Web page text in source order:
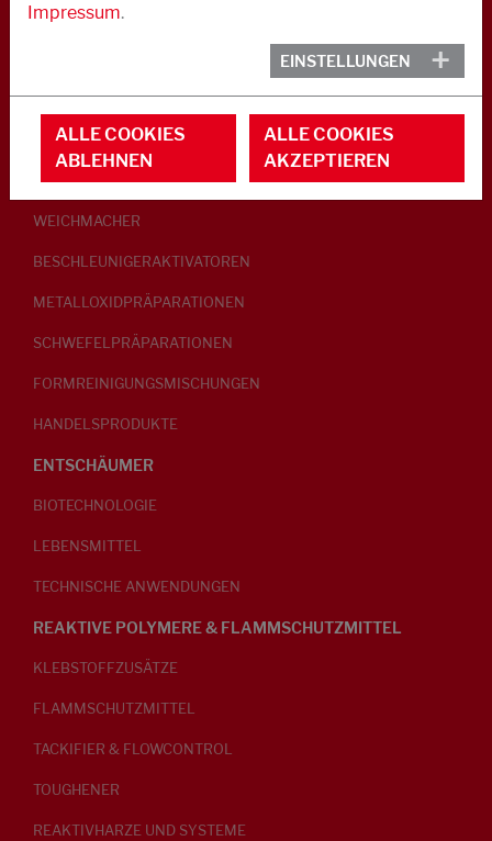
GLEITMITTEL
PEPTISATOREN
KLEBRIGMACHER / HOMOGENISATOREN
WEICHMACHER
BESCHLEUNIGERAKTIVATOREN
METALLOXIDPRÄPARATIONEN
SCHWEFELPRÄPARATIONEN
FORMREINIGUNGSMISCHUNGEN
HANDELSPRODUKTE
ENTSCHÄUMER
BIOTECHNOLOGIE
LEBENSMITTEL
TECHNISCHE ANWENDUNGEN
REAKTIVE POLYMERE & FLAMMSCHUTZMITTEL
KLEBSTOFFZUSÄTZE
FLAMMSCHUTZMITTEL
TACKIFIER & FLOWCONTROL
TOUGHENER
REAKTIVHARZE UND SYSTEME
Impressum.
EINSTELLUNGEN
ALLE COOKIES
ABLEHNEN
ALLE COOKIES
AKZEPTIEREN